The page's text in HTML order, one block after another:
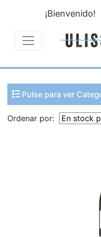
¡Bienvenido!
Pulse para ver
Ordenar por: